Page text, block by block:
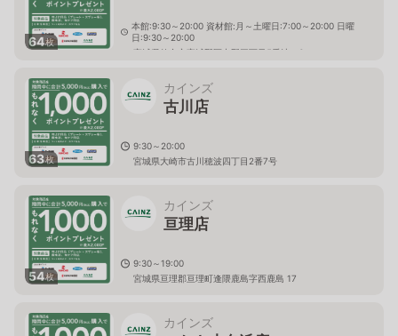
64枚
本館:9:30～20:00 資材館:月～土曜日:7:00～20:00 日曜
日:9:30～20:00
宮城県仙台市宮城野区中野三丁目5番地の6
63枚
カインズ
古川店
9:30～20:00
宮城県大崎市古川穂波四丁目2番7号
54枚
カインズ
亘理店
9:30～19:00
宮城県亘理郡亘理町逢隈鹿島字西鹿島 17
カインズ